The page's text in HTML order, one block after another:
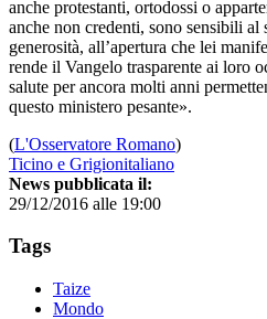
anche protestanti, ortodossi o
anche non credenti, sono sensibili al
generosità, all’apertura che lei
rende il Vangelo trasparente ai loro
salute per ancora molti anni
questo ministero pesante».
(L'Osservatore Romano)
Ticino e Grigionitaliano
News pubblicata il:
29/12/2016 alle 19:00
Tags
Taize
Mondo